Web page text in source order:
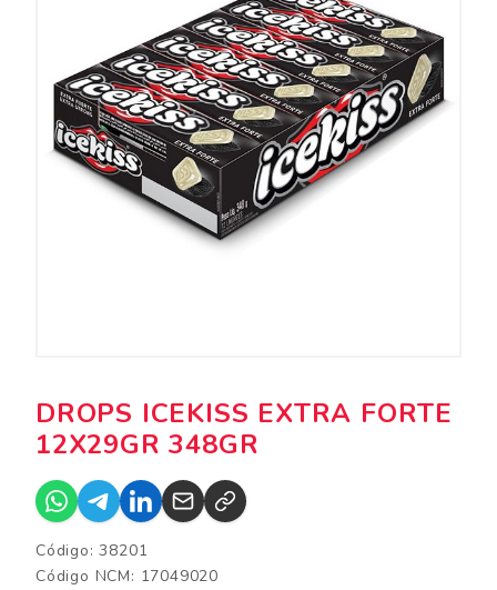
DROPS ICEKISS EXTRA FORTE
12X29GR 348GR
Código: 38201
Código NCM: 17049020